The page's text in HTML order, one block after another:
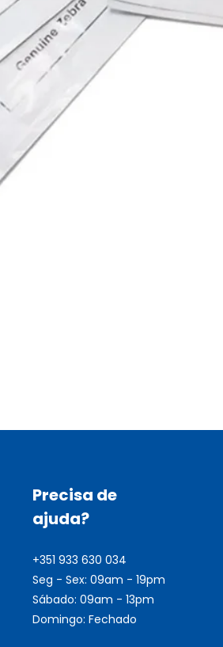
Precisa de
ajuda?
+351 933 630 034
Seg - Sex: 09am - 19pm
Sábado: 09am - 13pm
Domingo: Fechado